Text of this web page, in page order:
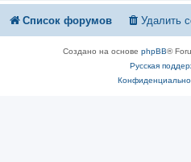
Список форумов Удалить
Создано на основе phpBB®
Русская